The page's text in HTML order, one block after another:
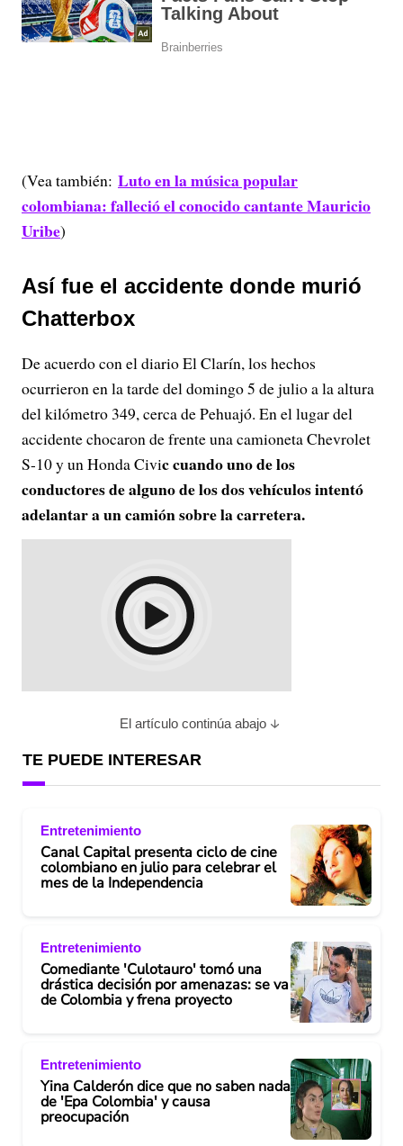
(Vea también: Luto en la música popular
colombiana: falleció el conocido cantante Mauricio
Uribe)
Así fue el accidente donde murió
Chatterbox
De acuerdo con el diario El Clarín, los hechos
ocurrieron en la tarde del domingo 5 de julio a la altura
del kilómetro 349, cerca de Pehuajó. En el lugar del
accidente chocaron de frente una camioneta Chevrolet
S-10 y un Honda Civic cuando uno de los
conductores de alguno de los dos vehículos intentó
adelantar a un camión sobre la carretera.
El artículo continúa abajo
TE PUEDE INTERESAR
Entretenimiento
Canal Capital presenta ciclo de cine
colombiano en julio para celebrar el
mes de la Independencia
Entretenimiento
Comediante 'Culotauro' tomó una
drástica decisión por amenazas: se va
de Colombia y frena proyecto
Entretenimiento
Yina Calderón dice que no saben nada
de 'Epa Colombia' y causa
preocupación